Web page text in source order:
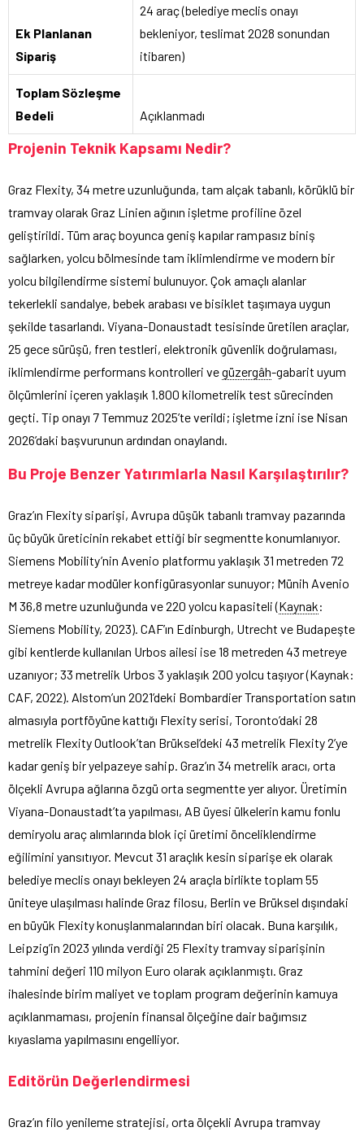
Ek Planlanan
Sipariş
24 araç (belediye meclis onayı
bekleniyor, teslimat 2028 sonundan
itibaren)
Toplam Sözleşme
Bedeli
Açıklanmadı
Projenin Teknik Kapsamı Nedir?
Graz Flexity, 34 metre uzunluğunda, tam alçak tabanlı, körüklü bir
tramvay olarak Graz Linien ağının işletme profiline özel
geliştirildi. Tüm araç boyunca geniş kapılar rampasız biniş
sağlarken, yolcu bölmesinde tam iklimlendirme ve modern bir
yolcu bilgilendirme sistemi bulunuyor. Çok amaçlı alanlar
tekerlekli sandalye, bebek arabası ve bisiklet taşımaya uygun
şekilde tasarlandı. Viyana-Donaustadt tesisinde üretilen araçlar,
25 gece sürüşü, fren testleri, elektronik güvenlik doğrulaması,
iklimlendirme performans kontrolleri vegüzergâh-gabarit uyum
ölçümlerini içeren yaklaşık 1.800 kilometrelik test sürecinden
geçti. Tip onayı 7 Temmuz 2025’te verildi; işletme izni ise Nisan
2026’daki başvurunun ardından onaylandı.
Bu Proje Benzer Yatırımlarla Nasıl Karşılaştırılır?
Graz’ın Flexity siparişi, Avrupa düşük tabanlı tramvay pazarında
üç büyük üreticinin rekabet ettiği bir segmentte konumlanıyor.
Siemens Mobility’nin Avenio platformu yaklaşık 31 metreden 72
metreye kadar modüler konfigürasyonlar sunuyor; Münih Avenio
M 36,8 metre uzunluğunda ve 220 yolcu kapasiteli (Kaynak:
Siemens Mobility, 2023). CAF’ın Edinburgh, Utrecht ve Budapeşte
gibi kentlerde kullanılan Urbos ailesi ise 18 metreden 43 metreye
uzanıyor; 33 metrelik Urbos 3 yaklaşık 200 yolcu taşıyor (Kaynak:
CAF, 2022). Alstom’un 2021’deki Bombardier Transportation satın
almasıyla portföyüne kattığı Flexity serisi, Toronto’daki 28
metrelik Flexity Outlook’tan Brüksel’deki 43 metrelik Flexity 2’ye
kadar geniş bir yelpazeye sahip. Graz’ın 34 metrelik aracı, orta
ölçekli Avrupa ağlarına özgü orta segmentte yer alıyor. Üretimin
Viyana-Donaustadt’ta yapılması, AB üyesi ülkelerin kamu fonlu
demiryolu araç alımlarında blok içi üretimi önceliklendirme
eğilimini yansıtıyor. Mevcut 31 araçlık kesin siparişe ek olarak
belediye meclis onayı bekleyen 24 araçla birlikte toplam 55
üniteye ulaşılması halinde Graz filosu, Berlin ve Brüksel dışındaki
en büyük Flexity konuşlanmalarından biri olacak. Buna karşılık,
Leipzig’in 2023 yılında verdiği 25 Flexity tramvay siparişinin
tahmini değeri 110 milyon Euro olarak açıklanmıştı. Graz
ihalesinde birim maliyet ve toplam program değerinin kamuya
açıklanmaması, projenin finansal ölçeğine dair bağımsız
kıyaslama yapılmasını engelliyor.
Editörün Değerlendirmesi
Graz’ın filo yenileme stratejisi, orta ölçekli Avrupa tramvay